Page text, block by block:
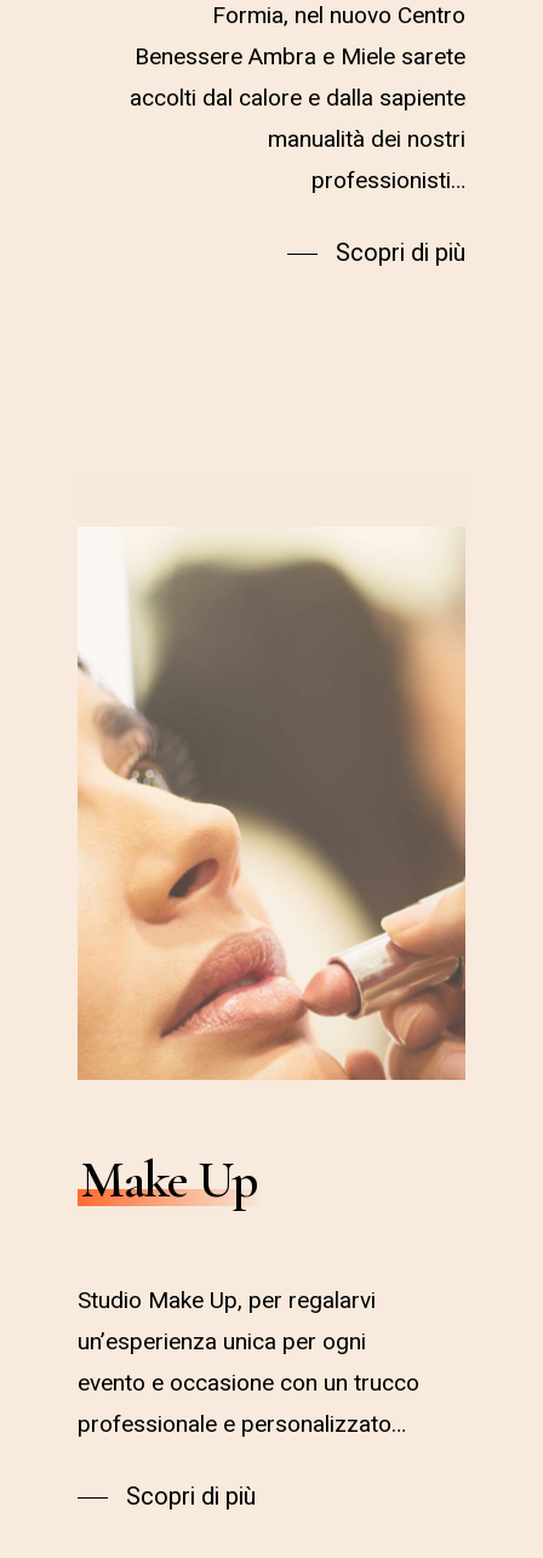
Formia, nel nuovo Centro
Benessere Ambra e Miele sarete
accolti dal calore e dalla sapiente
manualità dei nostri
professionisti…
Scopri di più
Make Up
Studio Make Up, per regalarvi
un’esperienza unica per ogni
evento e occasione con un trucco
professionale e personalizzato…
Scopri di più